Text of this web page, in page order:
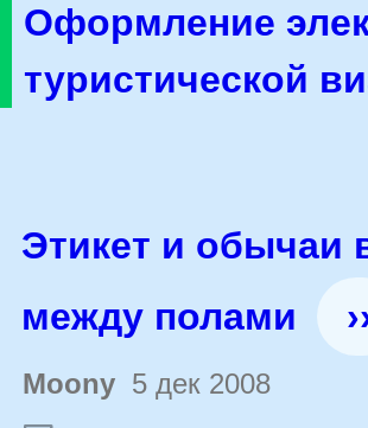
Оформление
туристической
Этикет и обычаи
между полами
Moony 5 дек 2008